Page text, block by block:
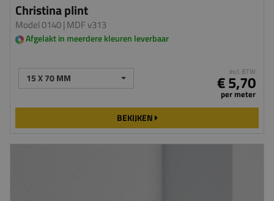
Christina plint
Model 0140| MDF v313
Afgelakt in meerdere kleuren leverbaar
15 X 70 MM incl. BTW
€ 5,70
per meter
BEKIJKEN